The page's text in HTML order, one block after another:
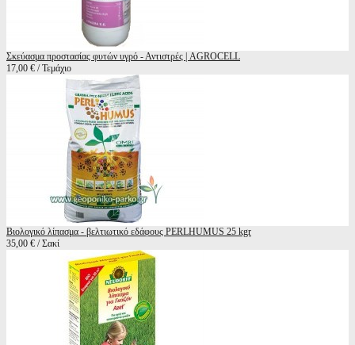
Σκεύασμα προστασίας φυτών υγρό - Αντιστρές | AGROCELL
17,00 € / Τεμάχιο
Βιολογικό λίπασμα - βελτιωτικό εδάφους PERLHUMUS 25 kgr
35,00 € / Σακί